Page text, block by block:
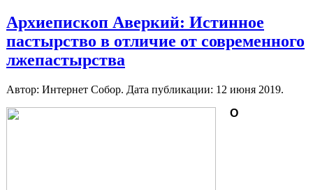
Архиепископ Аверкий: Истинное
пастырство в отличие от современного
лжепастырства
Автор: Интернет Собор. Дата публикации: 12 июня 2019.
О